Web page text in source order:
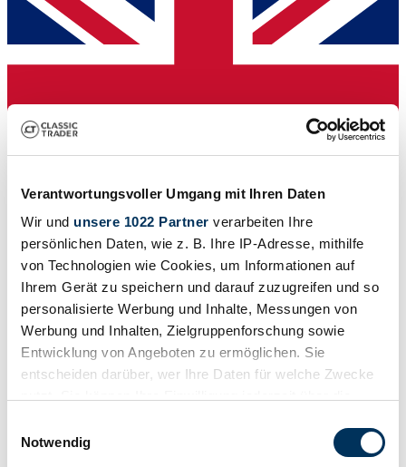
Verantwortungsvoller Umgang mit Ihren Daten
Wir und unsere 1022 Partner verarbeiten Ihre
persönlichen Daten, wie z. B. Ihre IP-Adresse, mithilfe
von Technologien wie Cookies, um Informationen auf
Ihrem Gerät zu speichern und darauf zuzugreifen und so
personalisierte Werbung und Inhalte, Messungen von
Werbung und Inhalten, Zielgruppenforschung sowie
Entwicklung von Angeboten zu ermöglichen. Sie
entscheiden darüber, wer Ihre Daten für welche Zwecke
Trigger Symbol ändern oder widerrufen
Notwendig
Concessionnaires
Cette annonce a expiré